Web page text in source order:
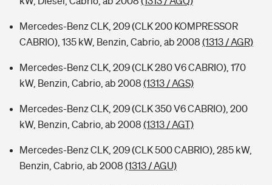
Mercedes-Benz CLK, 209 (CLK 200 KOMPRESSOR
CABRIO), 135 kW, Benzin, Cabrio, ab 2008 (1313 / AGR)
Mercedes-Benz CLK, 209 (CLK 280 V6 CABRIO), 170
kW, Benzin, Cabrio, ab 2008 (1313 / AGS)
Mercedes-Benz CLK, 209 (CLK 350 V6 CABRIO), 200
kW, Benzin, Cabrio, ab 2008 (1313 / AGT)
Mercedes-Benz CLK, 209 (CLK 500 CABRIO), 285 kW,
Benzin, Cabrio, ab 2008 (1313 / AGU)